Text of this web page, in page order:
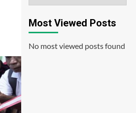
Most Viewed Posts
No most viewed posts found